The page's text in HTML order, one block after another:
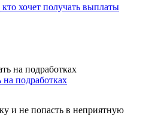
хочет получать выплаты
подработках